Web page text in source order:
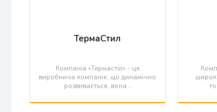
ТермаСтил
Компанія «Термастіл» - це
виробнича компанія, що динамічно
розвивається, вона…